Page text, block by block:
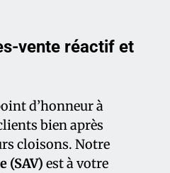
vente réactif et
d’honneur à
bien après
cloisons. Notre
(SAV) est à votre